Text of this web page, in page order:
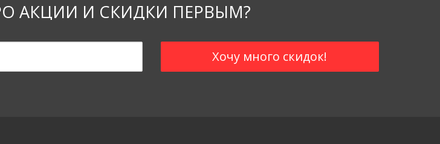
АКЦИИ И СКИДКИ ПЕРВЫМ?